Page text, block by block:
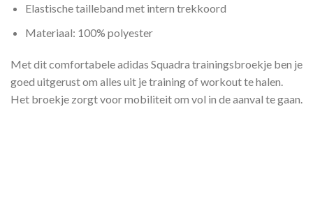
Elastische tailleband met intern trekkoord
Materiaal: 100% polyester
Met dit comfortabele adidas Squadra trainingsbroekje ben je
goed uitgerust om alles uit je training of workout te halen.
Het broekje zorgt voor mobiliteit om vol in de aanval te gaan.